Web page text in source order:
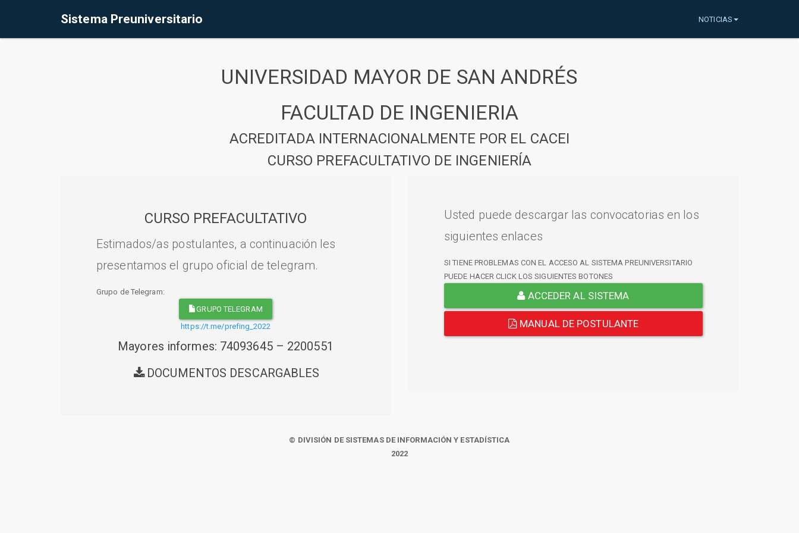
Sistema Preuniversitario NOTICIAS
UNIVERSIDAD MAYOR DE SAN ANDRÉS
FACULTAD DE INGENIERIA
ACREDITADA INTERNACIONALMENTE POR EL CACEI
CURSO PREFACULTATIVO DE INGENIERÍA
CURSO PREFACULTATIVO
Estimados/as postulantes, a continuación les
presentamos el grupo oficial de telegram.
Grupo de Telegram:
GRUPO TELEGRAM
https://t.me/prefing_2022
Mayores informes: 74093645 – 2200551
DOCUMENTOS DESCARGABLES
Usted puede descargar las convocatorias en los
siguientes enlaces
SI TIENE PROBLEMAS CON EL ACCESO AL SISTEMA PREUNIVERSITARIO
PUEDE HACER CLICK LOS SIGUIENTES BOTONES
ACCEDER AL SISTEMA
MANUAL DE POSTULANTE
© DIVISIÓN DE SISTEMAS DE INFORMACIÓN Y ESTADÍSTICA
2022